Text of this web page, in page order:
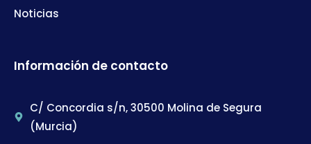
Noticias
Información de contacto
C/ Concordia s/n, 30500 Molina de Segura
(Murcia)